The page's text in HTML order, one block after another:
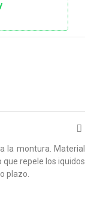
la montura. Material
repele los iquidos
plazo.